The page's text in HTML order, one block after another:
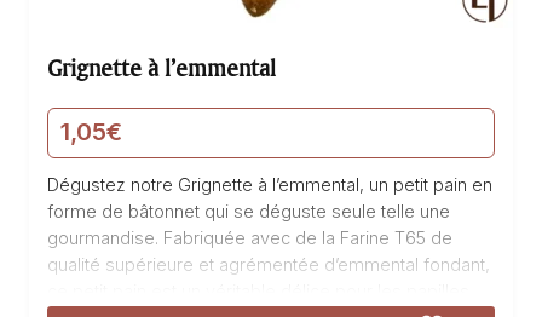
Grignette à l’emmental
1,05€
Dégustez notre Grignette à l’emmental, un petit pain en
forme de bâtonnet qui se déguste seule telle une
gourmandise. Fabriquée avec de la Farine T65 de
qualité supérieure et agrémentée d’emmental fondant,